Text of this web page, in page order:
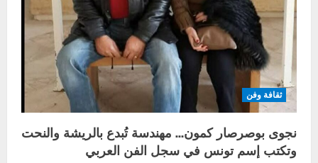
ثقافة وفن
نجوى بوصرصار كمون… مهندسة تُبدع بالريشة والنحت
وتكتب إسم تونس في سجل الفن العربي